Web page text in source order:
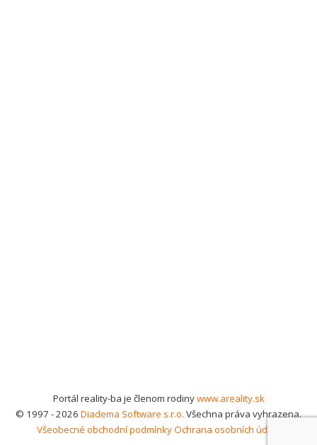
Portál reality-ba je členom rodinywww.areality.sk
© 1997 - 2026 Diadema Software s.r.o. Všechna práva vyhrazena.
Všeobecné obchodní podmínkyOchrana osobních údajů